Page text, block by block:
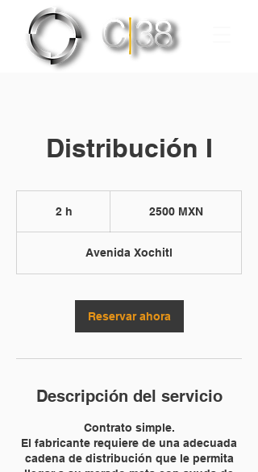
Distribución I
2 h
mexicanos2500 MXN
Avenida Xochitl
Reservar ahora
Descripción del servicio
Contrato simple.
El fabricante requiere de una adecuada
cadena de distribución que le permita